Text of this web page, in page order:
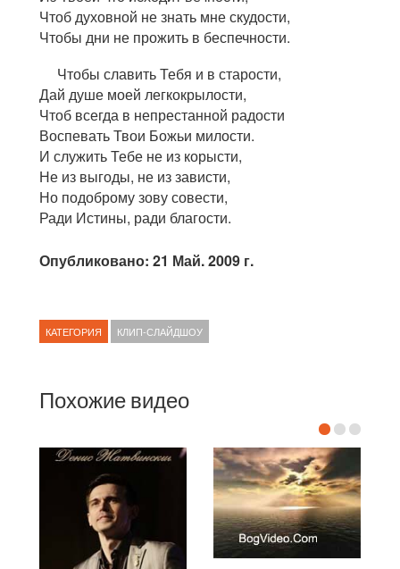
Чтоб духовной не знать мне скудости,
Чтобы дни не прожить в беспечности.
Чтобы славить Тебя и в старости,
Дай душе моей легкокрылости,
Чтоб всегда в непрестанной радости
Воспевать Твои Божьи милости.
И служить Тебе не из корысти,
Не из выгоды, не из зависти,
Но подоброму зову совести,
Ради Истины, ради благости.
Опубликовано: 21 Май. 2009 г.
КАТЕГОРИЯ КЛИП-СЛАЙДШОУ
Похожие видео